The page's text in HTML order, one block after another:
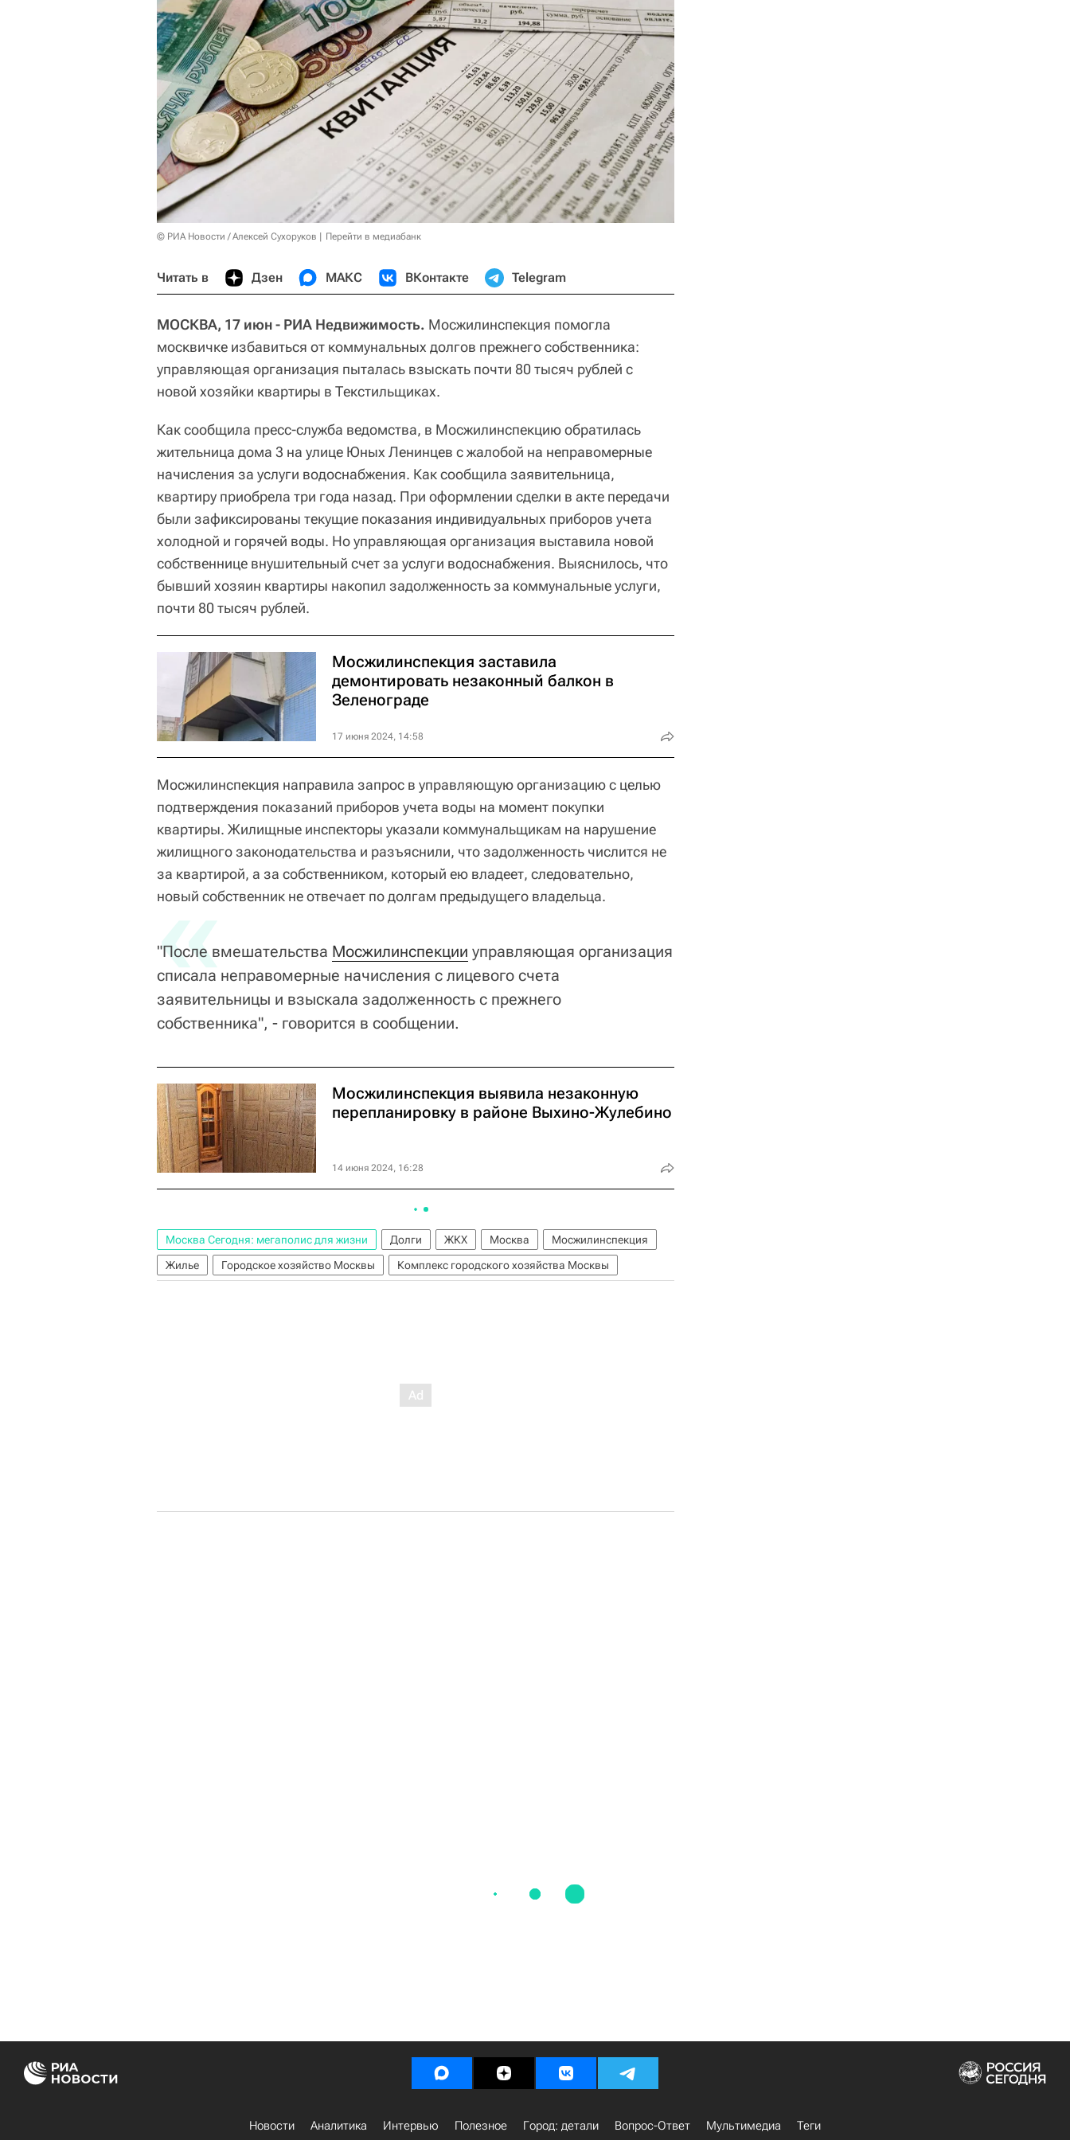
© РИА Новости / Алексей Сухоруков Перейти в медиабанк
Читать в Дзен МАКС ВКонтакте Telegram
МОСКВА, 17 июн - РИА Недвижимость. Мосжилинспекция помогла
москвичке избавиться от коммунальных долгов прежнего собственника:
управляющая организация пыталась взыскать почти 80 тысяч рублей с
новой хозяйки квартиры в Текстильщиках.
Как сообщила пресс-служба ведомства, в Мосжилинспекцию обратилась
жительница дома 3 на улице Юных Ленинцев с жалобой на неправомерные
начисления за услуги водоснабжения. Как сообщила заявительница,
квартиру приобрела три года назад. При оформлении сделки в акте передачи
были зафиксированы текущие показания индивидуальных приборов учета
холодной и горячей воды. Но управляющая организация выставила новой
собственнице внушительный счет за услуги водоснабжения. Выяснилось, что
бывший хозяин квартиры накопил задолженность за коммунальные услуги,
почти 80 тысяч рублей.
Мосжилинспекция заставила
демонтировать незаконный балкон в
Зеленограде
17 июня 2024, 14:58
Мосжилинспекция направила запрос в управляющую организацию с целью
подтверждения показаний приборов учета воды на момент покупки
квартиры. Жилищные инспекторы указали коммунальщикам на нарушение
жилищного законодательства и разъяснили, что задолженность числится не
за квартирой, а за собственником, который ею владеет, следовательно,
новый собственник не отвечает по долгам предыдущего владельца.
«
"После вмешательства Мосжилинспекции управляющая организация
списала неправомерные начисления с лицевого счета
заявительницы и взыскала задолженность с прежнего
собственника", - говорится в сообщении.
Мосжилинспекция выявила незаконную
перепланировку в районе Выхино-Жулебино
14 июня 2024, 16:28
Москва Сегодня: мегаполис для жизни Долги ЖКХ Москва
Мосжилинспекция
Жилье
Городское хозяйство Москвы Комплекс городского хозяйства Москвы
Новости Аналитика Интервью Полезное Город: детали Вопрос-Ответ Мультимедиа Теги